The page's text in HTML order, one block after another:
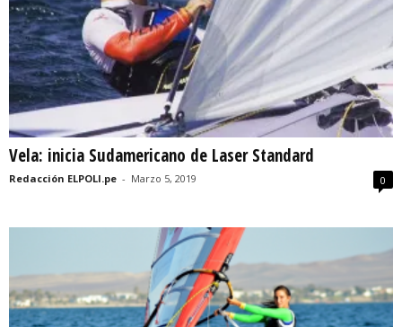
Vela: inicia Sudamericano de Laser Standard
Redacción ELPOLI.pe - Marzo 5, 2019 0